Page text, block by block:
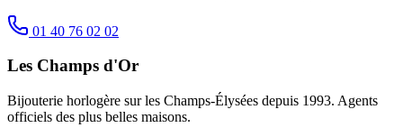
01 40 76 02 02
Les Champs d'Or
Bijouterie horlogère sur les Champs-Élysées depuis 1993. Agents
officiels des plus belles maisons.